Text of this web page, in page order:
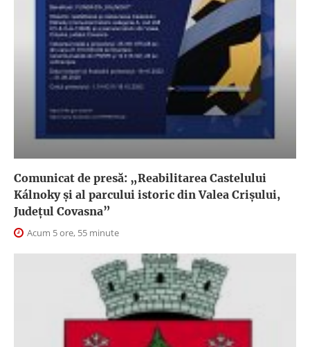
Comunicat de presă: „Reabilitarea Castelului
Kálnoky și al parcului istoric din Valea Crișului,
Județul Covasna”
Acum 5 ore, 55 minute